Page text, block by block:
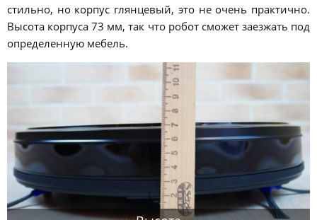
стильно, но корпус глянцевый, это не очень практично.
Высота корпуса 73 мм, так что робот сможет заезжать под
определенную мебель.